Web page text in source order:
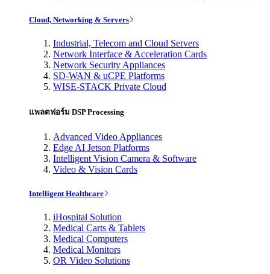
Cloud, Networking & Servers
Industrial, Telecom and Cloud Servers
Network Interface & Acceleration Cards
Network Security Appliances
SD-WAN & uCPE Platforms
WISE-STACK Private Cloud
แพลตฟอร์ม DSP Processing
Advanced Video Appliances
Edge AI Jetson Platforms
Intelligent Vision Camera & Software
Video & Vision Cards
Intelligent Healthcare
iHospital Solution
Medical Carts & Tablets
Medical Computers
Medical Monitors
OR Video Solutions